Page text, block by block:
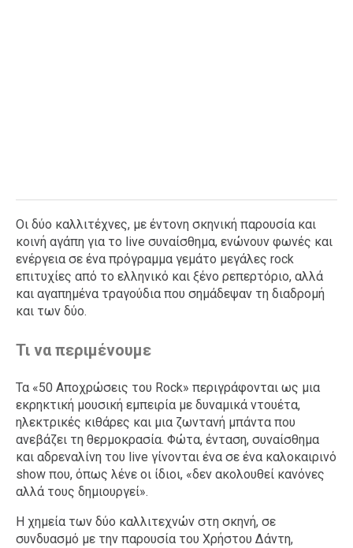
Οι δύο καλλιτέχνες, με έντονη σκηνική παρουσία και
κοινή αγάπη για το live συναίσθημα, ενώνουν φωνές και
ενέργεια σε ένα πρόγραμμα γεμάτο μεγάλες rock
επιτυχίες από το ελληνικό και ξένο ρεπερτόριο, αλλά
και αγαπημένα τραγούδια που σημάδεψαν τη διαδρομή
και των δύο.
Τι να περιμένουμε
Τα «50 Αποχρώσεις του Rock» περιγράφονται ως μια
εκρηκτική μουσική εμπειρία με δυναμικά ντουέτα,
ηλεκτρικές κιθάρες και μια ζωντανή μπάντα που
ανεβάζει τη θερμοκρασία. Φώτα, ένταση, συναίσθημα
και αδρεναλίνη του live γίνονται ένα σε ένα καλοκαιρινό
show που, όπως λένε οι ίδιοι, «δεν ακολουθεί κανόνες
αλλά τους δημιουργεί».
Η χημεία των δύο καλλιτεχνών στη σκηνή, σε
συνδυασμό με την παρουσία του Χρήστου Δάντη,